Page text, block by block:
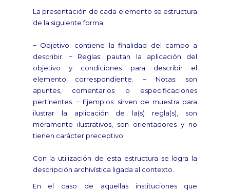
La presentación de cada elemento se estructura
de la siguiente forma:
− Objetivo: contiene la finalidad del campo a
describir. − Reglas: pautan la aplicación del
objetivo y condiciones para describir el
elemento correspondiente. − Notas: son
apuntes, comentarios o especificaciones
pertinentes. − Ejemplos: sirven de muestra para
ilustrar la aplicación de la(s) regla(s), son
meramente ilustrativos, son orientadores y no
tienen carácter preceptivo.
Con la utilización de esta estructura se logra la
descripción archivística ligada al contexto.
En el caso de aquellas instituciones que